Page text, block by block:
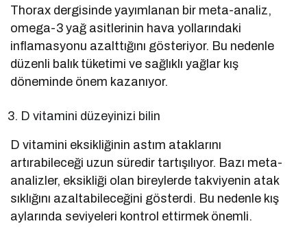
Thorax dergisinde yayımlanan bir meta-analiz,
omega-3 yağ asitlerinin hava yollarındaki
inflamasyonu azalttığını gösteriyor. Bu nedenle
düzenli balık tüketimi ve sağlıklı yağlar kış
döneminde önem kazanıyor.
D vitamini düzeyinizi bilin
D vitamini eksikliğinin astım ataklarını
artırabileceği uzun süredir tartışılıyor. Bazı meta-
analizler, eksikliği olan bireylerde takviyenin atak
sıklığını azaltabileceğini gösterdi. Bu nedenle kış
aylarında seviyeleri kontrol ettirmek önemli.